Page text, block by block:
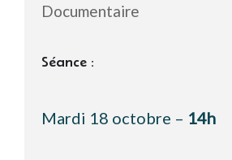
Documentaire
Séance :
Mardi 18 octobre – 14h